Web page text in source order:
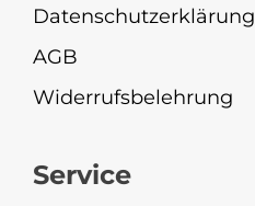
Datenschutzerklärung
AGB
Widerrufsbelehrung
Service